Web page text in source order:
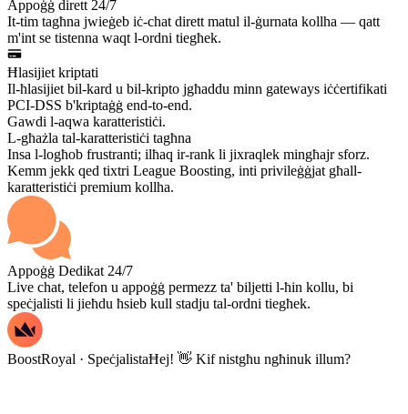
Appoġġ dirett 24/7
It-tim tagħna jwieġeb iċ-chat dirett matul il-ġurnata kollha — qatt
m'int se tistenna waqt l-ordni tiegħek.
Ħlasijiet kriptati
Il-ħlasijiet bil-kard u bil-kripto jgħaddu minn gateways iċċertifikati
PCI-DSS b'kriptaġġ end-to-end.
Gawdi l-aqwa karatteristiċi.
L-għażla tal-karatteristiċi tagħna
Insa l-logħob frustranti; ilħaq ir-rank li jixraqlek mingħajr sforz.
Kemm jekk qed tixtri League Boosting, inti privileġġjat għall-
karatteristiċi premium kollha.
Appoġġ Dedikat 24/7
Live chat, telefon u appoġġ permezz ta' biljetti l-ħin kollu, bi
speċjalisti li jieħdu ħsieb kull stadju tal-ordni tiegħek.
BoostRoyal · SpeċjalistaĦej! 👋 Kif nistgħu ngħinuk illum?